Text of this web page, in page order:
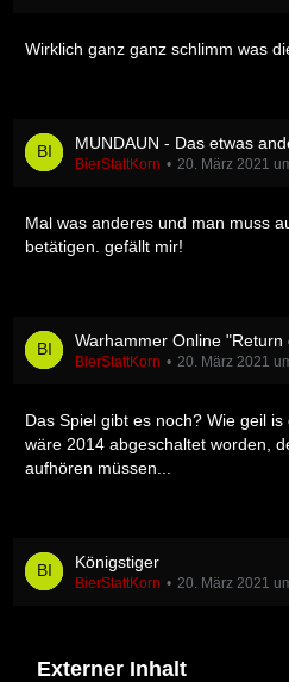
Wirklich ganz ganz schlimm was
MUNDAUN - Das etwas
BierStattKorn 20. März 2021
Mal was anderes und man muss
betätigen. gefällt mir!
Warhammer Online "Return
BierStattKorn 20. März 2021
Das Spiel gibt es noch? Wie geil
wäre 2014 abgeschaltet worden,
aufhören müssen...
Königstiger
BierStattKorn 20. März 2021
Externer Inhalt